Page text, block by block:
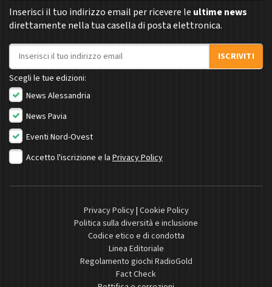
Inserisci il tuo indirizzo email per ricevere le ultime news
direttamente nella tua casella di posta elettronica.
Indirizzo email
ISCRIVITI
Scegli le tue edizioni:
News Alessandria
News Pavia
Eventi Nord-Ovest
Accetto l'iscrizione e la Privacy Policy
Privacy Policy| Cookie Policy
Politica sulla diversità e inclusione
Codice etico e di condotta
Linea Editoriale
Regolamento giochi RadioGold
Fact Check